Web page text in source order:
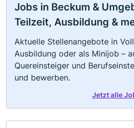
Jobs in Beckum &
Teilzeit, Ausbildung &
Aktuelle Stellenangebote in
Ausbildung oder als Minijob –
Quereinsteiger und
und bewerben.
Jetzt alle